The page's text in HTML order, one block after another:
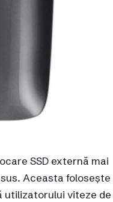
SSD externă mai
Aceasta folosește
utilizatorului viteze de